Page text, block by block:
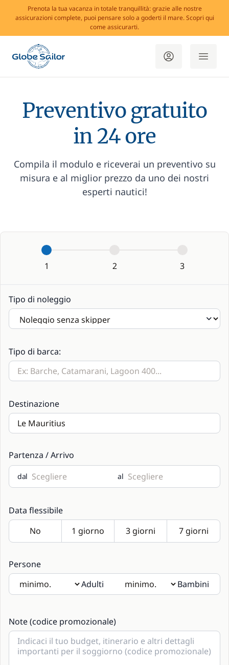
Prenota la tua vacanza in totale tranquillità: grazie alle nostre
assicurazioni complete, puoi pensare solo a goderti il mare. Scopri qui
come assicurarti.
Preventivo gratuito
in 24 ore
Compila il modulo e riceverai un preventivo su
misura e al miglior prezzo da uno dei nostri
esperti nautici!
1 2 3
Tipo di noleggio
Tipo di barca:
Destinazione
Partenza / Arrivo
dal al
Data flessibile
Persone
Adulti
Bambini
Note (codice promozionale)